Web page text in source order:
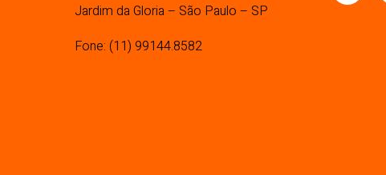
Jardim da Gloria – São Paulo – SP
Fone: (11) 99144.8582